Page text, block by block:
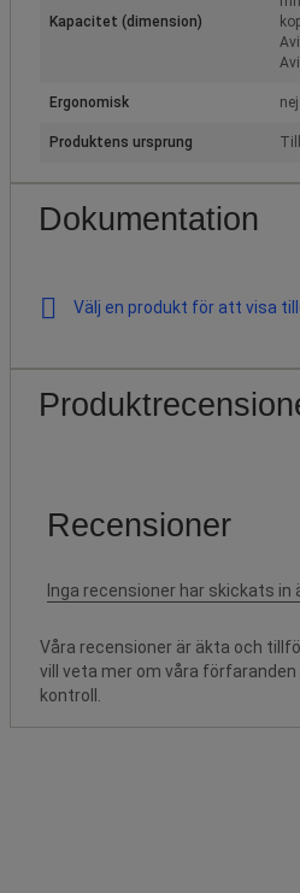
Kapacitet (dimension)
Ergonomisk nej
Produktens ursprung
Dokumentation
Välj en produkt för att visa
Våra recensioner är äkta och
vill veta mer om våra
kontroll.